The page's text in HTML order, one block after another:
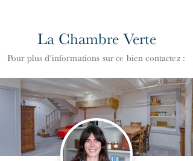
La Chambre Verte
Pour plus d'informations sur ce bien contactez :